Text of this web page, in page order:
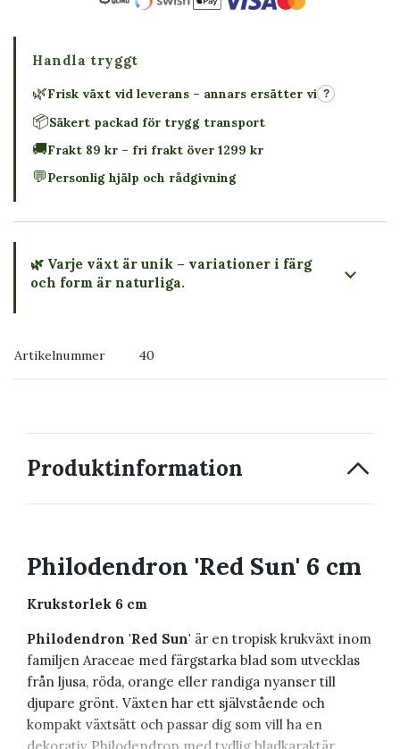
Handla tryggt
🌿Frisk växt vid leverans – annars ersätter vi ?
📦Säkert packad för trygg transport
🚚Frakt 89 kr – fri frakt över 1299 kr
💬Personlig hjälp och rådgivning
🌿 Varje växt är unik – variationer i färg
och form är naturliga.
Artikelnummer 40
Produktinformation
Philodendron 'Red Sun' 6 cm
Krukstorlek 6 cm
Philodendron 'Red Sun' är en tropisk krukväxt inom
familjen Araceae med färgstarka blad som utvecklas
från ljusa, röda, orange eller randiga nyanser till
djupare grönt. Växten har ett självstående och
kompakt växtsätt och passar dig som vill ha en